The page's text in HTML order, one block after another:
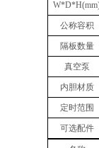
W*D*
公称容积
隔板数量
真空泵
内胆材质
定时范围
可选配件